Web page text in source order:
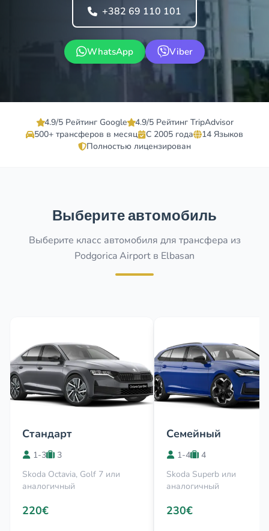
+382 69 110 101
WhatsApp Viber
4.9/5 Рейтинг Google
4.9/5 Рейтинг TripAdvisor
500+ трансферов в месяц
С 2005 года
14 Языков
Полностью лицензирован
Выберите автомобиль
Выберите класс автомобиля для трансфера из
Podgorica Airport в Elbasan
Стандарт
1-3
3
Skoda Octavia, Golf 7 или
аналогичный
220€
Семейный
1-4
4
Skoda Superb или
аналогичный
230€